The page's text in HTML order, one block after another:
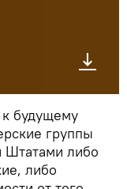
к будущему
группы
Штатами либо
либо